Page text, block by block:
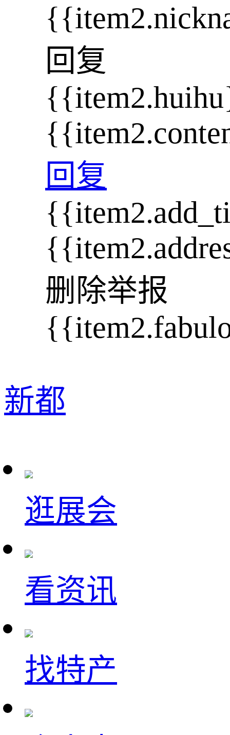
回复
回复
删除举报
新都
逛展会
看资讯
找特产